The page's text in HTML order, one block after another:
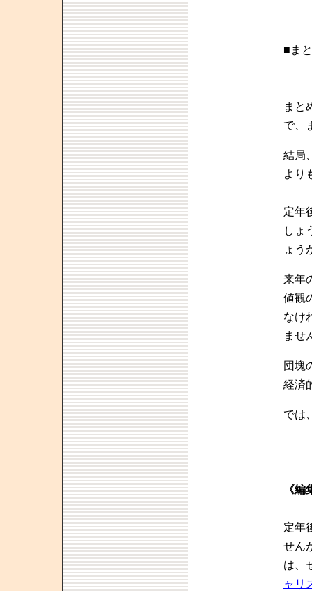
■ま
まと
で、
結局
より
定年
しょ
ょう
来年
値観
なけ
ませ
団塊
経済
では
《編
定年
せん
は、
ャリ